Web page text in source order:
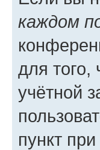
каждом
для того,
учётной
пункт